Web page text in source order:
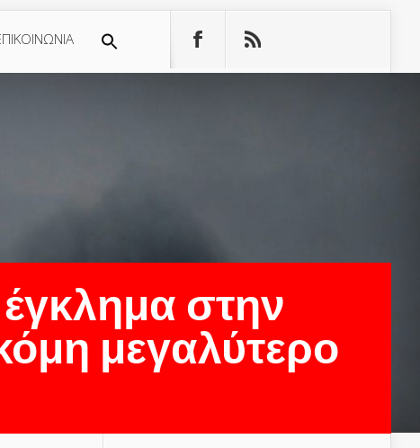
στην
μεγαλύτερο